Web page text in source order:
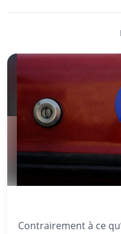
Contrairement à ce